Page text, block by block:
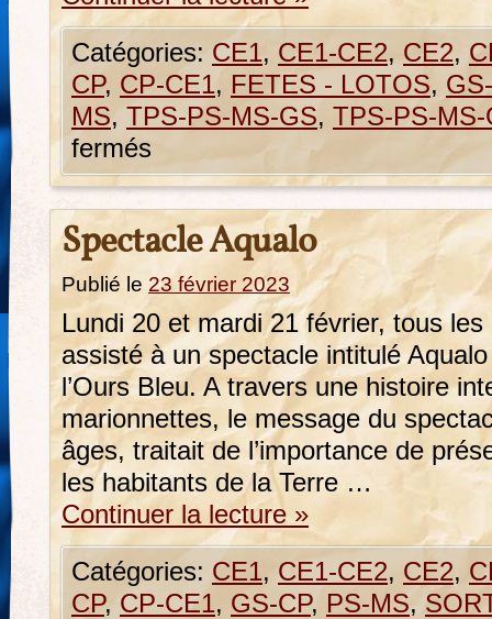
Catégories: CE1, CE1-CE2, CE2,
CP, CP-CE1, FETES - LOTOS,
MS, TPS-PS-MS-GS, TPS-PS-
fermés
Spectacle Aqualo
Publié le 23 février 2023
Lundi 20 et mardi 21 février, tous les
assisté à un spectacle intitulé
l’Ours Bleu. A travers une histoire
marionnettes, le message du
âges, traitait de l’importance de
les habitants de la Terre …
Continuer la lecture »
Catégories: CE1, CE1-CE2, CE2,
CP, CP-CE1, GS-CP, PS-MS,